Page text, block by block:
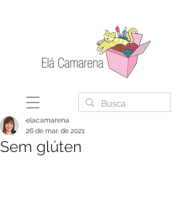
Sem glúten
elacamarena
26 de mar. de 2021